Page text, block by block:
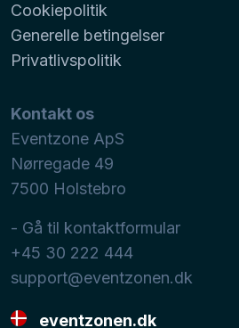
Cookiepolitik
Generelle betingelser
Privatlivspolitik
Kontakt os
Eventzone ApS
Nørregade 49
7500 Holstebro
- Gå til kontaktformular
+45 30 222 444
support@eventzonen.dk
eventzonen.dk